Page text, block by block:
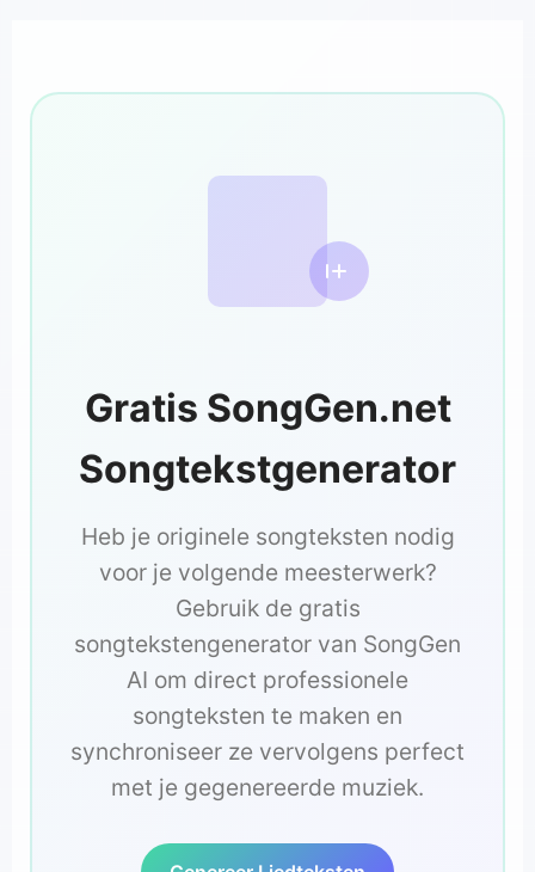
Gratis SongGen.net
Songtekstgenerator
Heb je originele songteksten nodig
voor je volgende meesterwerk?
Gebruik de gratis
songtekstengenerator van SongGen
AI om direct professionele
songteksten te maken en
synchroniseer ze vervolgens perfect
met je gegenereerde muziek.